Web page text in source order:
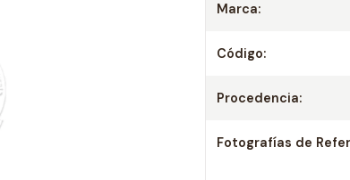
Marca:
Código:
Procedencia:
Fotografías de